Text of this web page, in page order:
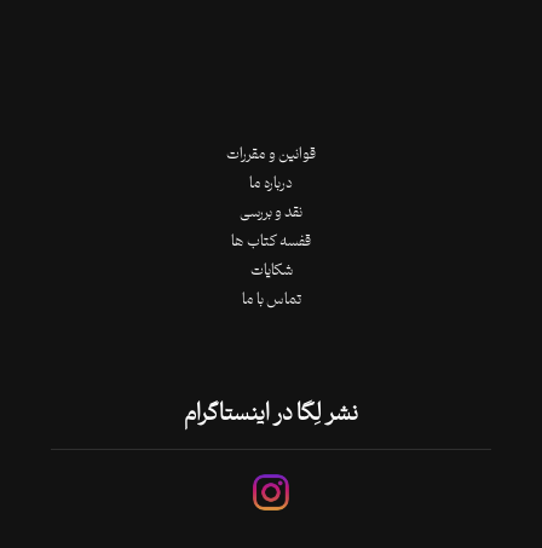
قوانین و مقررات
درباره ما
نقد و بررسی
قفسه کتاب ها
شکایات
تماس با ما
نشر لِگا در اینستاگرام